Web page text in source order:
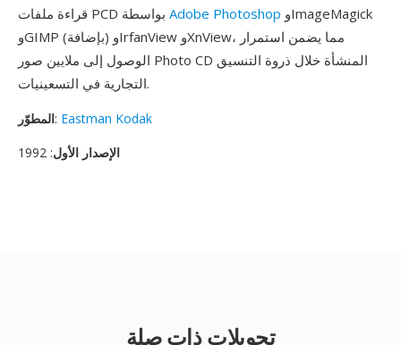
Adobe Photoshop
وGIMP (بإضافة) وIrfanView وXnView، مما يضمن استمرار
الوصول إلى ملايين صور Photo CD المنشأة خلال ذروة التنسيق
التجارية في التسعينيات.
المطوّر: Eastman Kodak
الإصدار الأول: 1992
تحويلات ذات صلة